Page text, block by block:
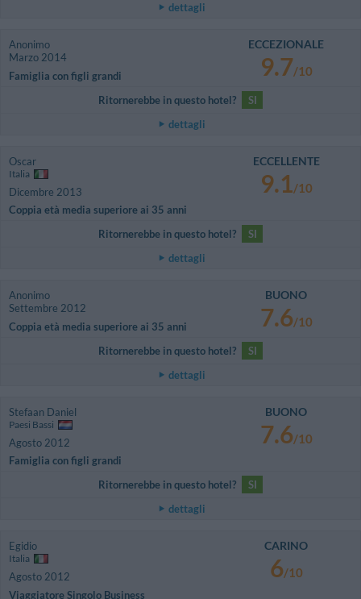
dettagli
Anonimo
Marzo 2014
Famiglia con figli grandi
ECCEZIONALE
9.7/10
Ritornerebbe in questo hotel?
SI
dettagli
Oscar
Italia
Dicembre 2013
Coppia età media superiore ai 35 anni
ECCELLENTE
9.1/10
Ritornerebbe in questo hotel?
SI
dettagli
Anonimo
Settembre 2012
Coppia età media superiore ai 35 anni
BUONO
7.6/10
Ritornerebbe in questo hotel?
SI
dettagli
Stefaan Daniel
Paesi Bassi
Agosto 2012
Famiglia con figli grandi
BUONO
7.6/10
Ritornerebbe in questo hotel?
SI
dettagli
Egidio
Italia
Agosto 2012
Viaggiatore Singolo Business
CARINO
6/10